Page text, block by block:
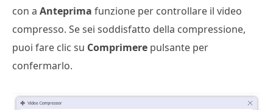
con a Anteprima funzione per controllare il video
compresso. Se sei soddisfatto della compressione,
puoi fare clic su Comprimere pulsante per
confermarlo.